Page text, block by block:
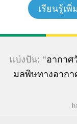
เรียนรู้เ
แบ่งปัน: “อากา
มลพิษทางอากา